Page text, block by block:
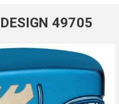
49705